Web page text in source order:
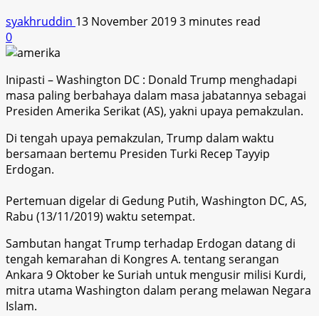
syakhruddin 13 November 20193 minutes read
0
Inipasti – Washington DC : Donald Trump menghadapi
masa paling berbahaya dalam masa jabatannya sebagai
Presiden Amerika Serikat (AS), yakni upaya pemakzulan.
Di tengah upaya pemakzulan, Trump dalam waktu
bersamaan bertemu Presiden Turki Recep Tayyip
Erdogan.
Pertemuan digelar di Gedung Putih, Washington DC, AS,
Rabu (13/11/2019) waktu setempat.
Sambutan hangat Trump terhadap Erdogan datang di
tengah kemarahan di Kongres A. tentang serangan
Ankara 9 Oktober ke Suriah untuk mengusir milisi Kurdi,
mitra utama Washington dalam perang melawan Negara
Islam.